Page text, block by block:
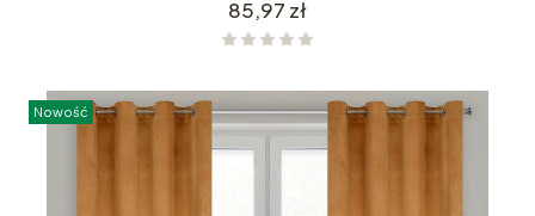
Cena
85,97 zł
Nowość